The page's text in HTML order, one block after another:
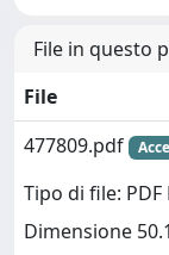
File in questo
File
477809.pdf
Tipo di file: PDF
Dimensione